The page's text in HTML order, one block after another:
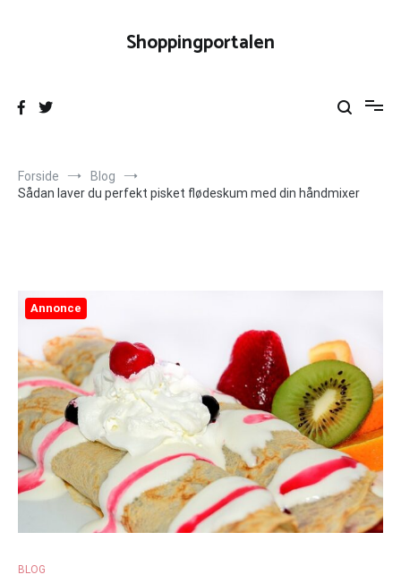
Shoppingportalen
Forside
Blog
Sådan laver du perfekt pisket flødeskum med din håndmixer
Annonce
BLOG